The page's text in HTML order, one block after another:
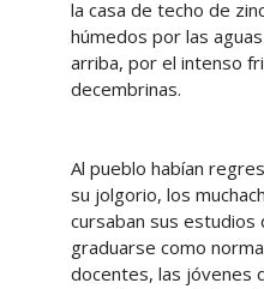
la casa de techo de
húmedos por las
arriba, por el intenso
decembrinas.
Al pueblo habían
su jolgorio, los
cursaban sus estudios
graduarse como
docentes, las jóvenes